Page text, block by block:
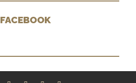
FACEBOOK